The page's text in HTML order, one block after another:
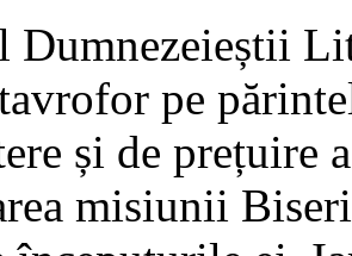
Dumnezeieștii
pe
și de
misiunii